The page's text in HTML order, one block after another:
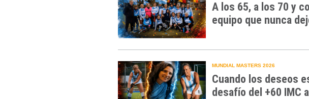
A los 65, a los 70 y
equipo que nunca
MUNDIAL MASTERS 2026
Cuando los deseos
desafío del +60 IMC